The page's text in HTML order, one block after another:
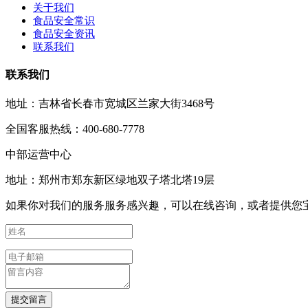
关于我们
食品安全常识
食品安全资讯
联系我们
联系我们
地址：吉林省长春市宽城区兰家大街3468号
全国客服热线：400-680-7778
中部运营中心
地址：郑州市郑东新区绿地双子塔北塔19层
如果你对我们的服务服务感兴趣，可以在线咨询，或者提供您
提交留言